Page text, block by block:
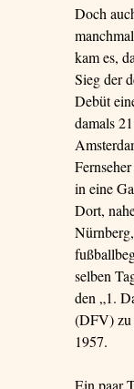
Doch
kam es,
Sieg der
Debüt
damals
in eine
Dort,
selben
den „1.
(DFV) zu
1957.
Ein paar